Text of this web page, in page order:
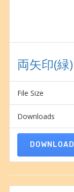
両矢印(緑)
File Size
Downloads
DOWNLOAD